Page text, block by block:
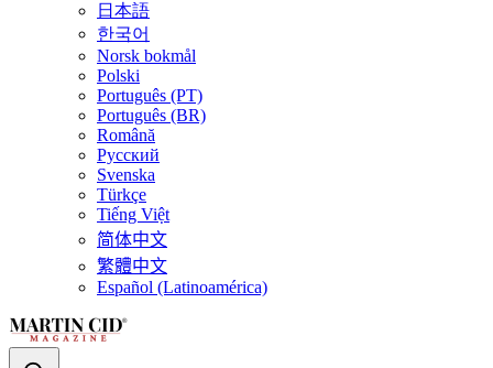
日本語
한국어
Norsk bokmål
Polski
Português (PT)
Português (BR)
Română
Русский
Svenska
Türkçe
Tiếng Việt
简体中文
繁體中文
Español (Latinoamérica)